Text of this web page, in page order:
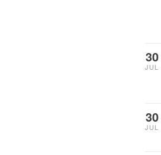
30
JUL
30
JUL